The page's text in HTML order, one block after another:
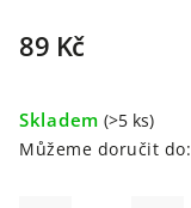
89 Kč
Skladem (>5 ks)
Můžeme doručit do: